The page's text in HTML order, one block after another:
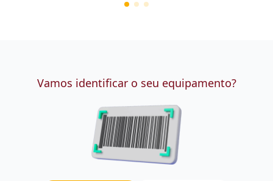
Vamos identificar o seu equipamento?